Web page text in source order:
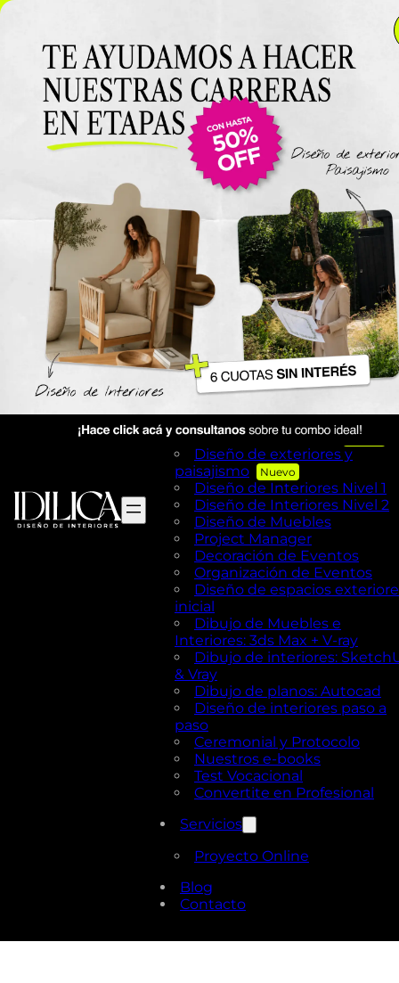
el curso acá!
Viajes
The New York Design
Carreras / Diplomaturas
Carrera de Diseño de
Exteriores y Paisajismo
Carrera en Diseño de
UTN
Carrera en Interiorismo UTN
Carrera de Organización y
Decoración de Eventos UTN
Cursos
AutoCAD en Diseño de
exteriores y Paisajismo
Diseño de exteriores y
paisajismo
Diseño de Interiores Nivel 1
Diseño de Interiores Nivel 2
Diseño de Muebles
Project Manager
Decoración de Eventos
Organización de Eventos
Diseño de espacios
inicial
Dibujo de Muebles e
Interiores: 3ds Max + V-ray
Dibujo de interiores:
& Vray
Dibujo de planos: Autocad
Diseño de interiores paso a
paso
Ceremonial y Protocolo
Nuestros e-books
Test Vocacional
Convertite en Profesional
Servicios
Proyecto Online
Blog
Contacto